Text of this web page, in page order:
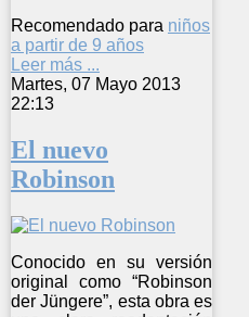
Recomendado para niños
a partir de 9 años
Leer más ...
Martes, 07 Mayo 2013
22:13
El nuevo
Robinson
Conocido en su versión
original como “Robinson
der Jüngere”, esta obra es